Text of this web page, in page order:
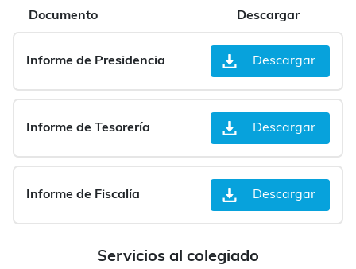
Servicios al colegiado
Documento Descargar
Informe de Presidencia Descargar
Informe de Tesorería Descargar
Informe de Fiscalía Descargar